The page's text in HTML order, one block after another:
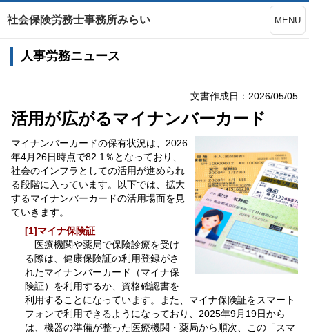
社会保険労務士事務所みらい MENU
人事労務ニュース
文書作成日：2026/05/05
活用が広がるマイナンバーカード
マイナンバーカードの保有状況は、2026
年4月26日時点で82.1％となっており、
社会のインフラとしての活用が進められ
る段階に入っています。以下では、拡大
するマイナンバーカードの活用場面を見
ていきます。
[1]マイナ保険証
医療機関や薬局で保険診療を受け
る際は、健康保険証の利用登録がさ
れたマイナンバーカード（マイナ保
険証）を利用するか、資格確認書を
利用することになっています。また、マイナ保険証をスマート
フォンで利用できるようになっており、2025年9月19日から
は、機器の準備が整った医療機関・薬局から順次、この「スマ